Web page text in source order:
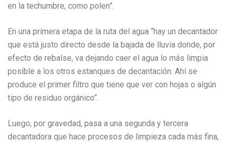
en la techumbre, como polen”.
En una primera etapa de la ruta del agua “hay un decantador
que está justo directo desde la bajada de lluvia donde, por
efecto de rebalse, va dejando caer el agua lo más limpia
posible a los otros estanques de decantación. Ahí se
produce el primer filtro que tiene que ver con hojas o algún
tipo de residuo orgánico”.
Luego, por gravedad, pasa a una segunda y tercera
decantadora que hace procesos de limpieza cada más fina,